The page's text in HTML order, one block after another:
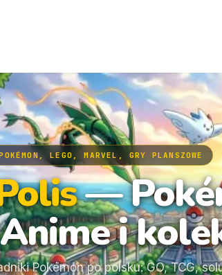
LEGO, MARVEL, GRY PLANSZOWE
—
i
Pokémon po polsku: GO, TCG,